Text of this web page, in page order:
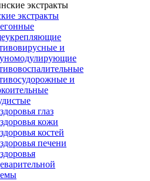
экстракты
и
и
глаз
кожи
костей
печени